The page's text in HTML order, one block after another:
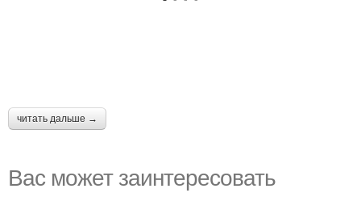
читать дальше →
Вас может заинтересовать